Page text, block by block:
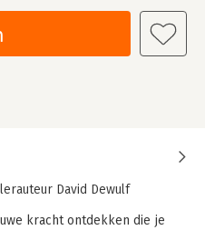
David Dewulf
kracht ontdekken die je